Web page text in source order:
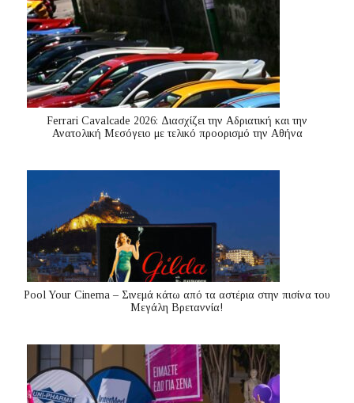
Ferrari Cavalcade 2026: Διασχίζει την Αδριατική και την
Ανατολική Μεσόγειo με τελικό προορισμό την Αθήνα
Pool Your Cinema – Σινεμά κάτω από τα αστέρια στην πισίνα του
Μεγάλη Βρεταννία!